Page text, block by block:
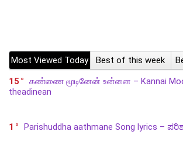
Most Viewed Today Best of this week
15
கண்ணை மூடினேன் உன்னை – Kannai
theadinean
1 Parishuddha aathmane Song lyrics –